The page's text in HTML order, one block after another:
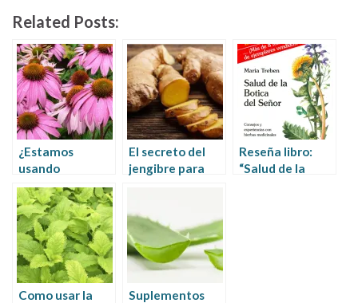
Related Posts:
¿Estamos
usando
correctamente
la Equinácea?
El secreto del
jengibre para
natural
Reseña libro:
“Salud de la
Como usar la
Suplementos